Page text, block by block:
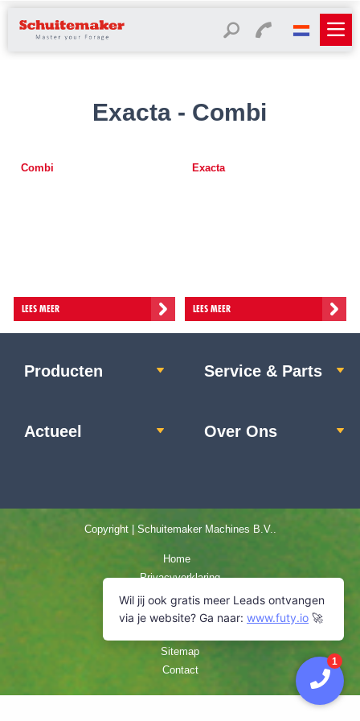
Exacta - Combi
Combi
LEES MEER
Exacta
LEES MEER
Producten Service & Parts
Actueel Over Ons
Copyright | Schuitemaker Machines B.V..
Home
Privacyverklaring
Disclaimer
Algemene Voorwaarden
Sitemap
Contact